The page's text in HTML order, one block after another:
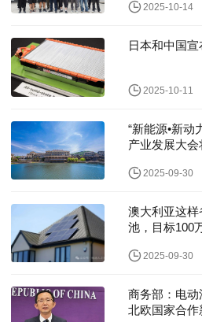
2025-10-14
日本和中国
2025-10-11
“新能源•新动
产业发展大
2025-09-30
澳大利亚这
池，目标100
2025-09-30
商务部：电
北欧国家合作